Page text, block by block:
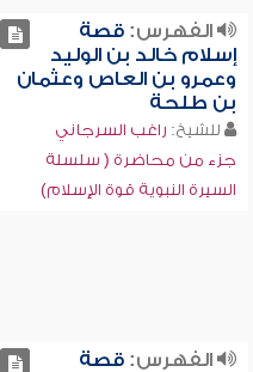
الفهرس:قصة
إسلام خالد بن الوليد
وعمرو بن العاص وعثمان
بن طلحة
للشيخ: راغب السرجاني
جزء من محاضرة ( سلسلة
السيرة النبوية قوة الإسلام)
الفهرس:قصة